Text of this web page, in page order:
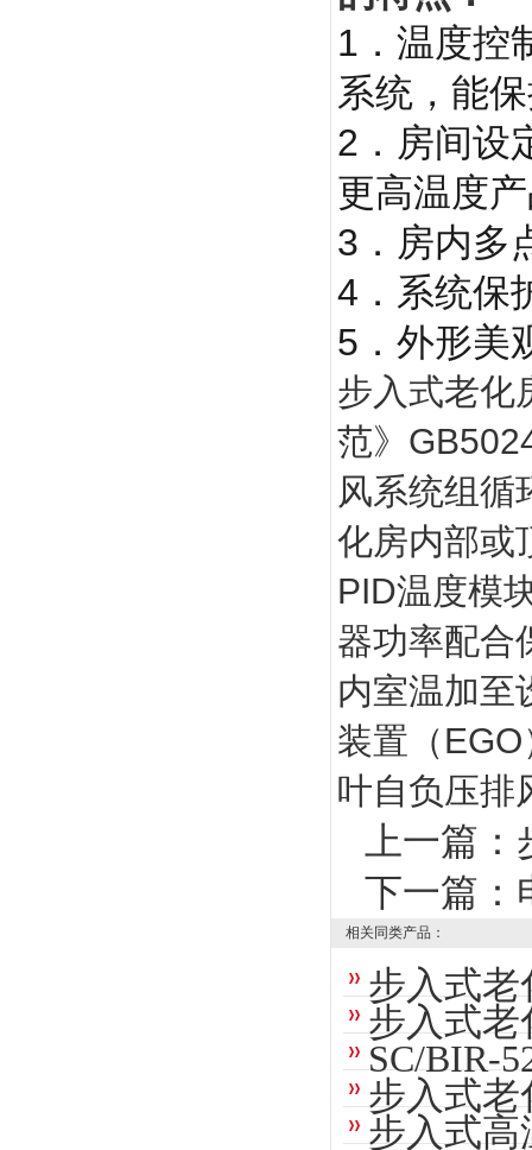
1．温度控
系统，能
2．房间设
更高温度
3．房内多
4．系统保
5．外形美
步入式老化
范》
风系统组循
化房内部或
PID温度模
器功率配合
内室温加至
装置（
叶自负压排
上一篇：
下一篇：
相关同类产品：
步入式老
步入式老
SC/BIR-
步入式老
步入式高